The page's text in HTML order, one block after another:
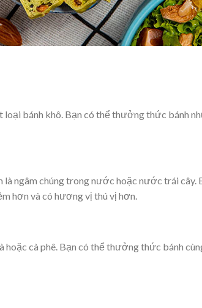
bánh khô. Bạn có thể thưởng thức bánh
ngâm chúng trong nước hoặc nước trái
hơn và có hương vị thú vị hơn.
cà phê. Bạn có thể thưởng thức bánh